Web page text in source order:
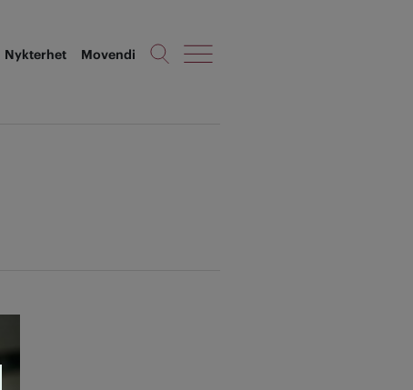
Nykterhet Movendi